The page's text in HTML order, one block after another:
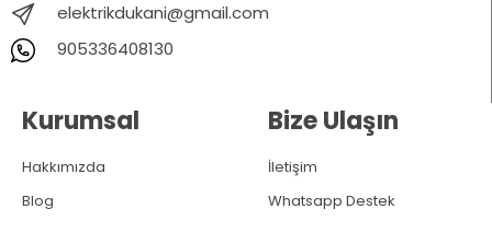
elektrikdukani@gmail.com
905336408130
Kurumsal
Hakkımızda
Blog
Bize Ulaşın
İletişim
Whatsapp Destek